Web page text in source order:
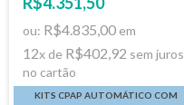
ou: R$4.835,00 em
12x de R$402,92 sem juros
no cartão
KITS CPAP AUTOMÁTICO COM